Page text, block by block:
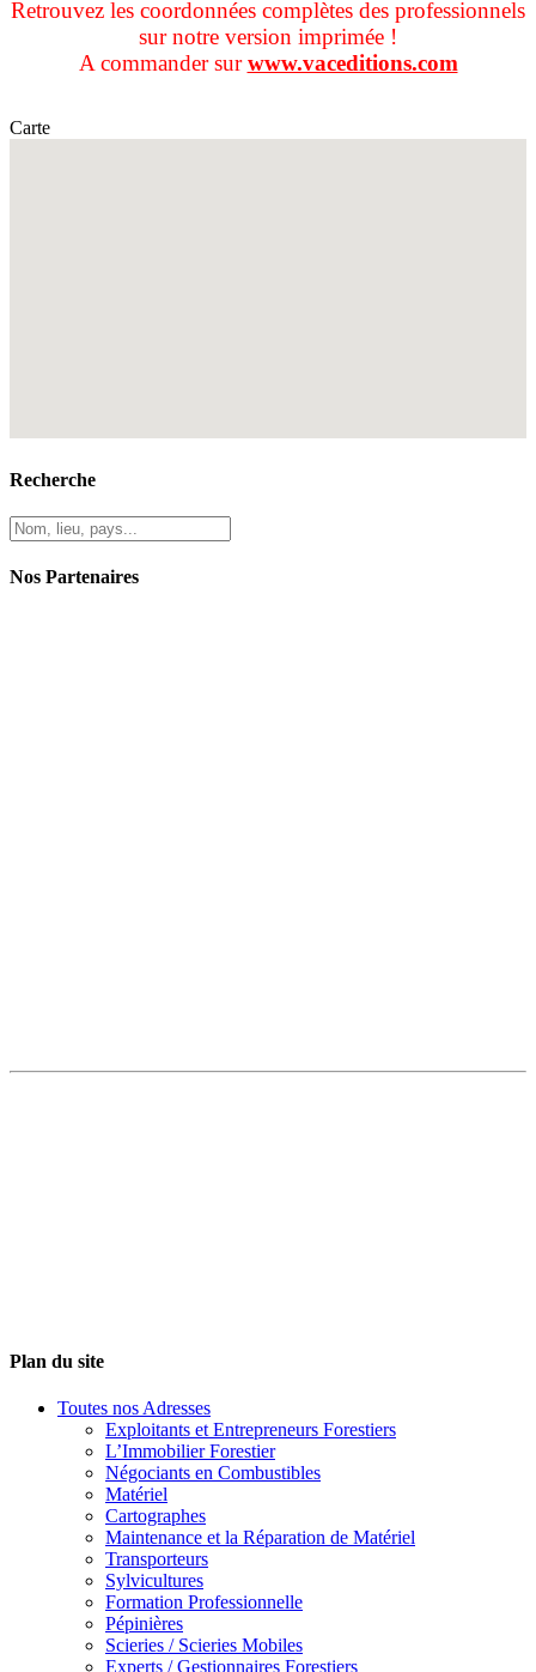
Retrouvez les coordonnées complètes des professionnels
sur notre version imprimée !
A commander surwww.vaceditions.com
Carte
Recherche
Nos Partenaires
Plan du site
Toutes nos Adresses
Exploitants et Entrepreneurs Forestiers
L’Immobilier Forestier
Négociants en Combustibles
Matériel
Cartographes
Maintenance et la Réparation de Matériel
Transporteurs
Sylvicultures
Formation Professionnelle
Pépinières
Scieries / Scieries Mobiles
Experts / Gestionnaires Forestiers